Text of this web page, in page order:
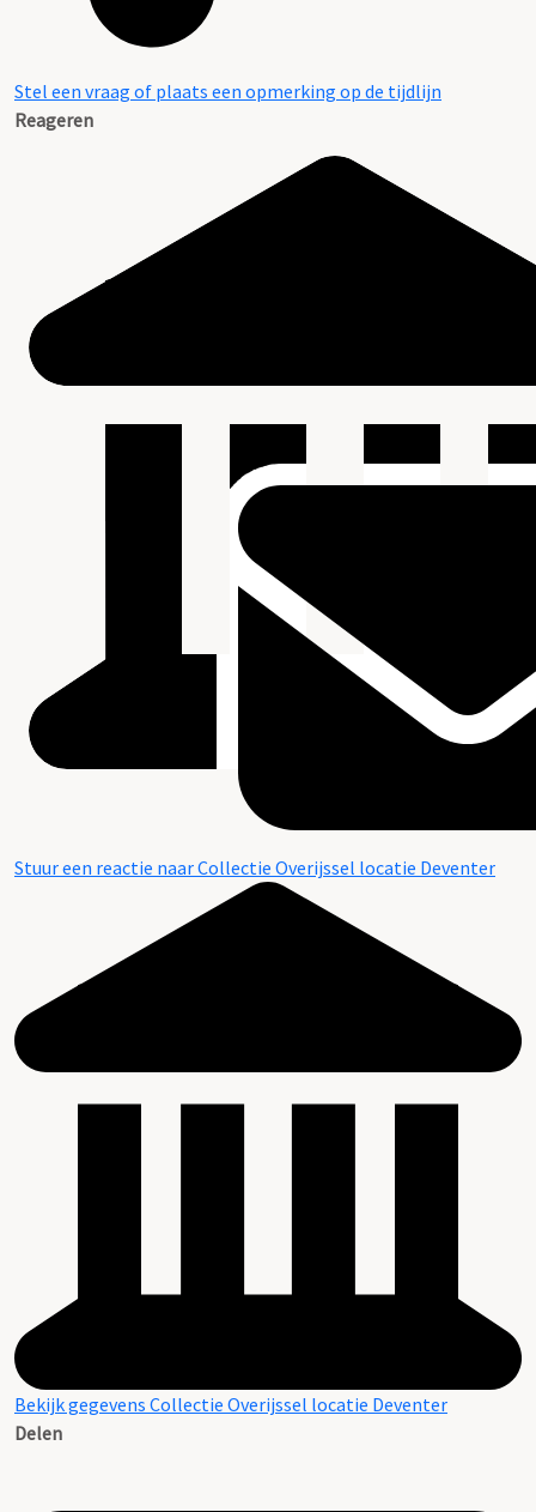
Stel een vraag of plaats een opmerking op de tijdlijn
Reageren
Stuur een reactie naar Collectie Overijssel locatie Deventer
Bekijk gegevens Collectie Overijssel locatie Deventer
Delen